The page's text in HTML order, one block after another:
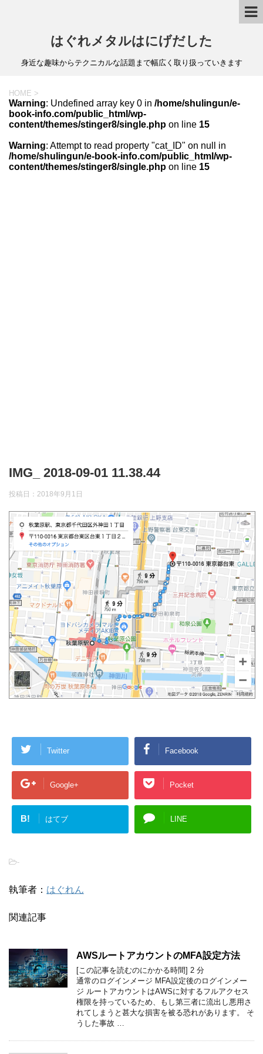
はぐれメタルはにげだした
身近な趣味からテクニカルな話題まで幅広く取り扱っていきます
HOME >
Warning: Undefined array key 0 in /home/shulingun/e-
book-info.com/public_html/wp-
content/themes/stinger8/single.php on line 15
Warning: Attempt to read property "cat_ID" on null in
/home/shulingun/e-book-info.com/public_html/wp-
content/themes/stinger8/single.php on line 15
IMG_ 2018-09-01 11.38.44
投稿日： 2018年9月1日
Twitter Facebook
Google+ Pocket
B! はてブ LINE
-
執筆者： はぐれん
関連記事
AWSルートアカウントのMFA設定方法
[この記事を読むのにかかる時間] 2 分
通常のログインメージ MFA設定後のログインメー
ジ ルートアカウントはAWSに対するフルアクセス
権限を持っているため、もし第三者に流出し悪用さ
れてしまうと甚大な損害を被る恐れがあります。 そ
うした事故 …